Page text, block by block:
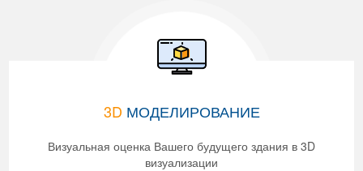
3D МОДЕЛИРОВАНИЕ
Визуальная оценка Вашего будущего здания в 3D
визуализации